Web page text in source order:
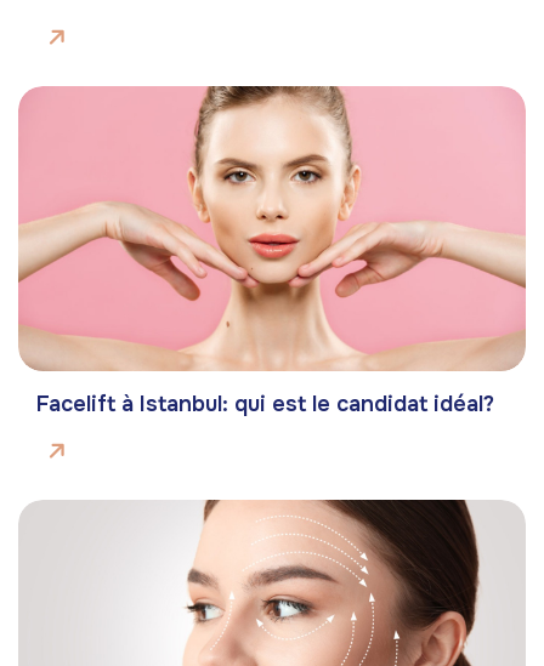
Facelift à Istanbul: qui est le candidat idéal?